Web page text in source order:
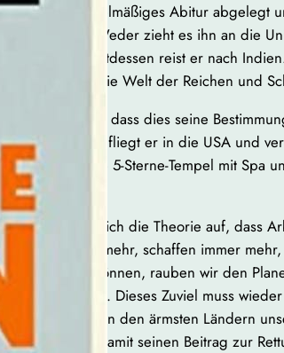
Jens hat ein mittelmäßiges Abitur abgelegt
anfangen soll. Weder zieht es ihn an die
oder Arbeit. Stattdessen reist er nach
Zufall betritt er die Welt der Reichen und
Sofort weiß Jens, dass dies seine
noch ohne Plan, fliegt er in die USA und
Kleingeld für die 5-Sterne-Tempel mit Spa
gesamten Welt.
Mutig stellt Leunich die Theorie auf, dass
arbeiten immer mehr, schaffen immer
um das tun zu können, rauben wir den
von allem zu viel. Dieses Zuviel muss
auf Müllbergen in den ärmsten Ländern
faul und leistet damit seinen Beitrag zur